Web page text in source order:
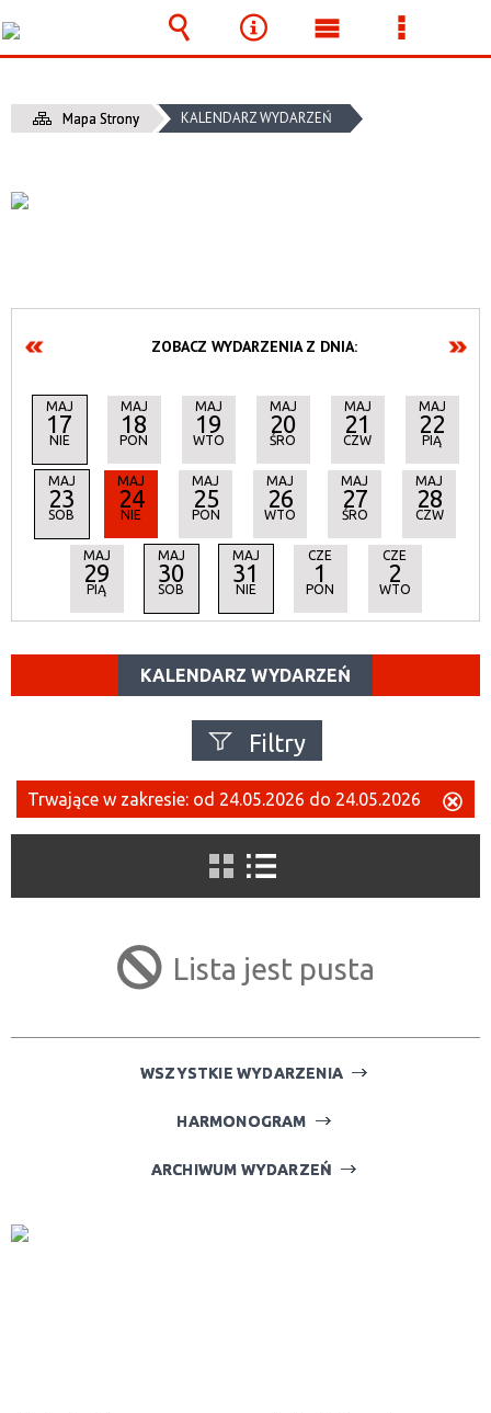
Mapa Strony KALENDARZ WYDARZEŃ
ZOBACZ WYDARZENIA Z DNIA:
MAJ
17
NIE
MAJ
18
PON
MAJ
19
WTO
MAJ
20
ŚRO
MAJ
21
CZW
MAJ
22
PIĄ
MAJ
23
SOB
MAJ
24
NIE
MAJ
25
PON
MAJ
26
WTO
MAJ
27
ŚRO
MAJ
28
CZW
MAJ
29
PIĄ
MAJ
30
SOB
MAJ
31
NIE
CZE
1
PON
CZE
2
WTO
KALENDARZ WYDARZEŃ
Filtry
Szukana fraza
Trwające w zakresie
Promowane
Trwające w zakresie: od 24.05.2026 do 24.05.2026
ten
Lista jest pusta
WSZYSTKIE WYDARZENIA
HARMONOGRAM
ARCHIWUM WYDARZEŃ
Wyszukiwarka
Narzędzia
MenuMenu